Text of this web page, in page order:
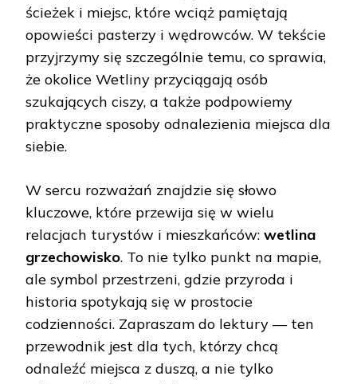
ścieżek i miejsc, które wciąż pamiętają
opowieści pasterzy i wędrowców. W tekście
przyjrzymy się szczególnie temu, co sprawia,
że okolice Wetliny przyciągają osób
szukających ciszy, a także podpowiemy
praktyczne sposoby odnalezienia miejsca dla
siebie.
W sercu rozważań znajdzie się słowo
kluczowe, które przewija się w wielu
relacjach turystów i mieszkańców: wetlina
grzechowisko. To nie tylko punkt na mapie,
ale symbol przestrzeni, gdzie przyroda i
historia spotykają się w prostocie
codzienności. Zapraszam do lektury — ten
przewodnik jest dla tych, którzy chcą
odnaleźć miejsca z duszą, a nie tylko